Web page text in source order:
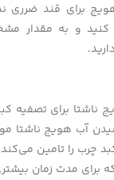
برای قند ضرری
و به مقدار
ناشتا برای تصفیه
آب هویج ناشتا
چرب را تامین
برای مدت زمان